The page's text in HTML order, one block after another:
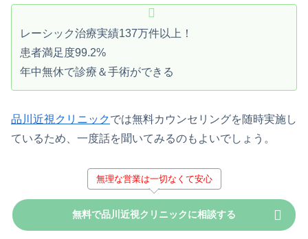
レーシック治療実績137万件以上！
患者満足度99.2%
年中無休で診療＆手術ができる
品川近視クリニックでは無料カウンセリングを随時実施し
ているため、一度話を聞いてみるのもよいでしょう。
無理な営業は一切なくて安心
無料で品川近視クリニックに相談する